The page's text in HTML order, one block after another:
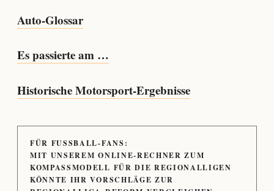
Auto-Glossar
Es passierte am …
Historische Motorsport-Ergebnisse
FÜR FUSSBALL-FANS:
MIT UNSEREM ONLINE-RECHNER ZUM
KOMPASSMODELL FÜR DIE REGIONALLIGEN
KÖNNTE IHR VORSCHLÄGE ZUR